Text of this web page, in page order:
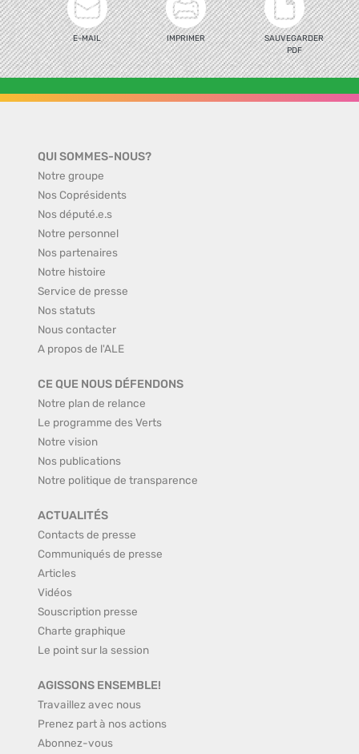
E-MAIL IMPRIMER
SAUVEGARDER
PDF
QUI SOMMES-NOUS?
Notre groupe
Nos Coprésidents
Nos député.e.s
Notre personnel
Nos partenaires
Notre histoire
Service de presse
Nos statuts
Nous contacter
A propos de l'ALE
CE QUE NOUS DÉFENDONS
Notre plan de relance
Le programme des Verts
Notre vision
Nos publications
Notre politique de transparence
ACTUALITÉS
Contacts de presse
Communiqués de presse
Articles
Vidéos
Souscription presse
Charte graphique
Le point sur la session
AGISSONS ENSEMBLE!
Travaillez avec nous
Prenez part à nos actions
Abonnez-vous